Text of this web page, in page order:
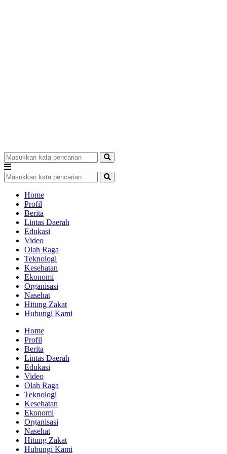
Home
Profil
Berita
Lintas Daerah
Edukasi
Video
Olah Raga
Teknologi
Kesehatan
Ekonomi
Organisasi
Nasehat
Hitung Zakat
Hubungi Kami
Home
Profil
Berita
Lintas Daerah
Edukasi
Video
Olah Raga
Teknologi
Kesehatan
Ekonomi
Organisasi
Nasehat
Hitung Zakat
Hubungi Kami